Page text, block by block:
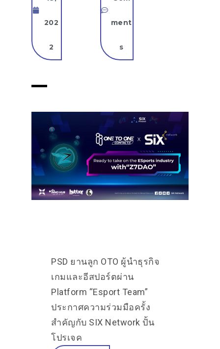
202
2
ment
s
PSD ยานลูก OTO ผู้นำธุรกิจ
เกมและอีสปอร์ตผ่าน
Platform “Esport Team”
ประกาศความร่วมมือครั้ง
สำคัญกับ SIX Network ปั้น
โปรเจค